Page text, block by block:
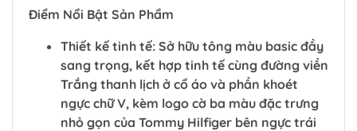
Điểm Nổi Bật Sản Phẩm
Thiết kế tinh tế: Sở hữu tông màu basic đầy
sang trọng, kết hợp tinh tế cùng đường viền
Trắng thanh lịch ở cổ áo và phần khoét
ngực chữ V, kèm logo cờ ba màu đặc trưng
nhỏ gọn của Tommy Hilfiger bên ngực trái